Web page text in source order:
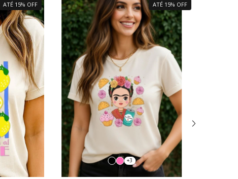
ATÉ 15% OFF ATÉ 15% OFF
+3